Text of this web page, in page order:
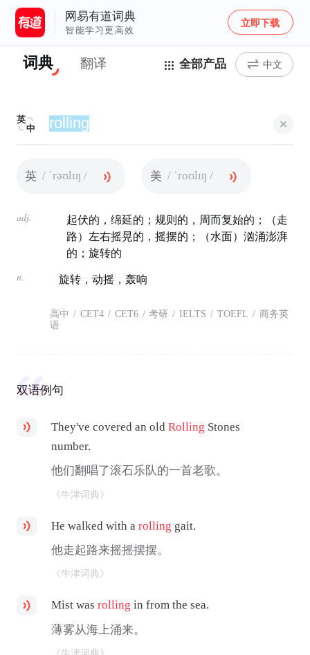
网易有道词典
智能学习更高效
立即下载
词典 翻译 全部产品 中文
英
中
英 / ˈrəʊlɪŋ / 美 / ˈroʊlɪŋ /
adj.
起伏的，绵延的；规则的，周而复始的；（走
路）左右摇晃的，摇摆的；（水面）汹涌澎湃
的；旋转的
n. 旋转，动摇，轰响
高中 / CET4 / CET6 / 考研 / IELTS / TOEFL / 商务英
语
双语例句
They've covered an oldRolling Stones
number.
他们翻唱了滚石乐队的一首老歌。
《牛津词典》
He walked with arolling gait.
他走起路来摇摇摆摆。
《牛津词典》
Mist wasrolling in from the sea.
薄雾从海上涌来。